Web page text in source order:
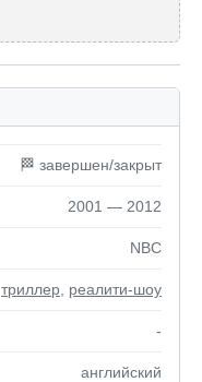
🏁 завершен/закрыт
2001 — 2012
NBC
триллер реалити-шоу
-
английский